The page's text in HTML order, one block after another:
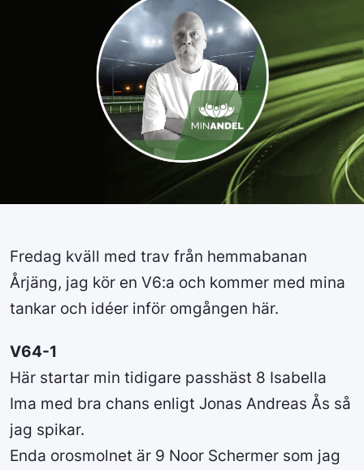
Fredag kväll med trav från hemmabanan
Årjäng, jag kör en V6:a och kommer med mina
tankar och idéer inför omgången här.
V64-1
Här startar min tidigare passhäst 8 Isabella
Ima med bra chans enligt Jonas Andreas Ås så
jag spikar.
Enda orosmolnet är 9 Noor Schermer som jag